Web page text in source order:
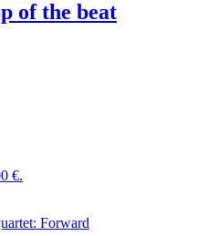
of the beat
€.